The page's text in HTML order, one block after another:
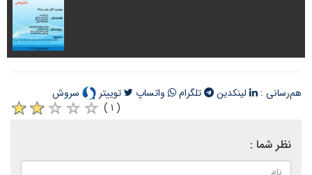
هم‌رسانی : لینکدین تلگرام واتساپ توییتر
سروش
( ۱ )
نظر شما :